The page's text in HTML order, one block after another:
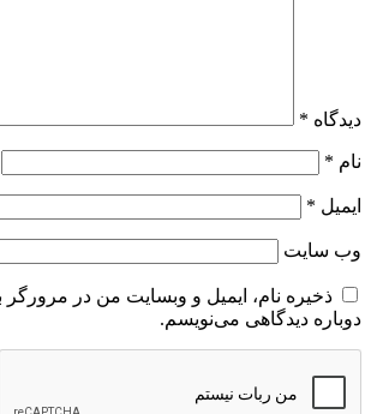
دیدگاه *
نام *
ایمیل *
وب‌ سایت
ذخیره نام، ایمیل و وبسایت من در مرورگر
دوباره دیدگاهی می‌نویسم.